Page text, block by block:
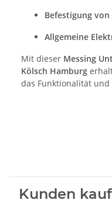
Befestigung
Allgemeine
Mit dieser Messing
Kölsch Hamburg
das Funktionalität
Kunden